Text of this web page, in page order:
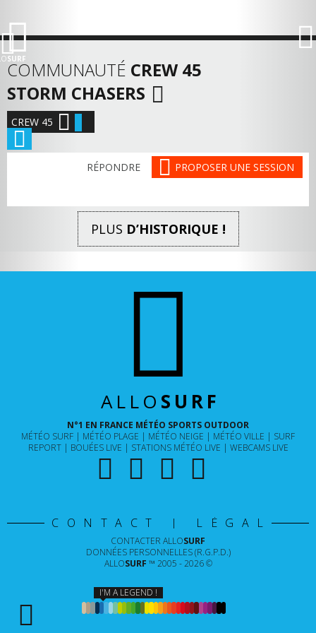
SURF
COMMUNAUTÉ CREW 45
STORM CHASERS
CREW 45
RÉPONDRE PROPOSER UNE SESSION
PLUS D’HISTORIQUE !
ALLO SURF
N°1 EN FRANCE MÉTÉO SPORTS OUTDOOR
MÉTÉO SURF
MÉTÉO PLAGE MÉTÉO NEIGE MÉTÉO VILLE
SURF
REPORT
BOUÉES LIVE STATIONS MÉTÉO LIVE WEBCAMS LIVE
CONTACT | LÉGAL
CONTACTER ALLOSURF
DONNÉES PERSONNELLES (R.G.P.D.)
ALLOSURF ™ 2005 - 2026 ©
I'M A LEGEND !